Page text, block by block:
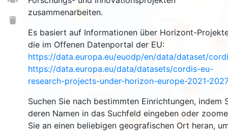
zusammenarbeiten.
Es basiert auf Informationen über Horizont-
die im Offenen Datenportal der EU:
https://data.europa.eu/euodp/en/data/dataset/
https://data.europa.eu/data/datasets/cordis-eu-
research-projects-under-horizon-europe-2021-2027
Suchen Sie nach bestimmten Einrichtungen, indem
deren Namen in das Suchfeld eingeben oder
Sie an einen beliebigen geografischen Ort heran,
25
148
262
818
6
2593
2194
11871